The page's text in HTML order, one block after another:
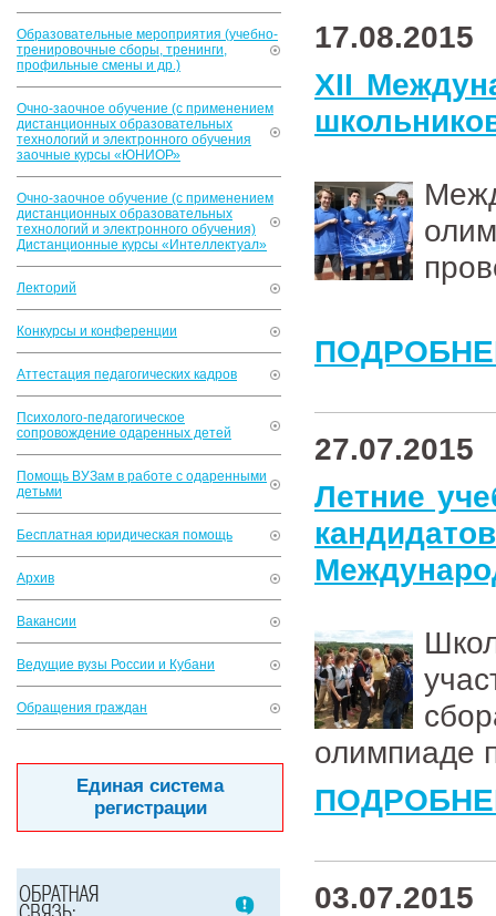
Образовательные мероприятия (учебно-
тренировочные сборы, тренинги,
профильные смены и др.)
Очно-заочное обучение (с применением
дистанционных образовательных
технологий и электронного обучения
заочные курсы «ЮНИОР»
Очно-заочное обучение (с применением
дистанционных образовательных
технологий и электронного обучения)
Дистанционные курсы «Интеллектуал»
Лекторий
Конкурсы и конференции
Аттестация педагогических кадров
Психолого-педагогическое
сопровождение одаренных детей
Помощь ВУЗам в работе с одаренными
детьми
Бесплатная юридическая помощь
Архив
Вакансии
Ведущие вузы России и Кубани
Обращения граждан
Единая система
регистрации
17.08.2015
XII
27.07.2015
Летние
олимпиаде
03.07.2015